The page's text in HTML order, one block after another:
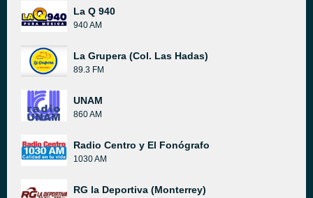
La Q 940
940 AM
La Grupera (Col. Las Hadas)
89.3 FM
UNAM
860 AM
Radio Centro y El Fonógrafo
1030 AM
RG la Deportiva (Monterrey)